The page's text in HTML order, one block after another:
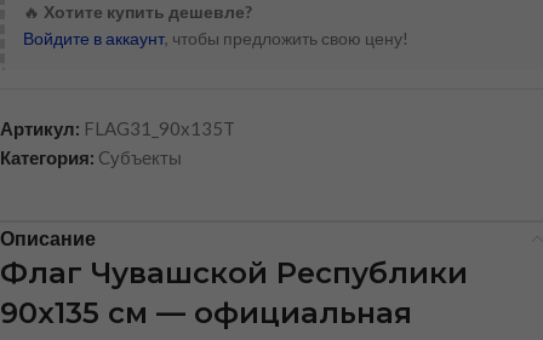
🔥 Хотите купить дешевле?
Войдите в аккаунт, чтобы предложить свою цену!
Артикул: FLAG31_90x135T
Категория: Cубъекты
Описание
Флаг Чувашской Республики
90х135 см — официальная